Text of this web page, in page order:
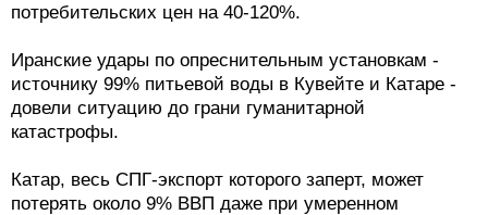
потребительских цен на 40-120%.
Иранские удары по опреснительным установкам -
источнику 99% питьевой воды в Кувейте и Катаре -
довели ситуацию до грани гуманитарной
катастрофы.
Катар, весь СПГ-экспорт которого заперт, может
потерять около 9% ВВП даже при умеренном